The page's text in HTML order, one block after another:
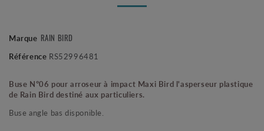
Marque RAIN BIRD
Référence RS52996481
Buse N°06 pour arroseur à impact Maxi Bird l'asperseur plastique
de Rain Bird destiné aux particuliers.
Buse angle bas disponible.